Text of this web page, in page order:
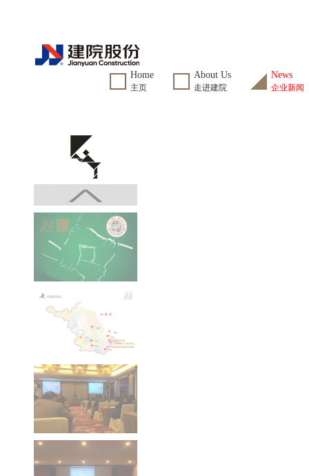
Home
主页
About Us
走进建院
News
企业新闻